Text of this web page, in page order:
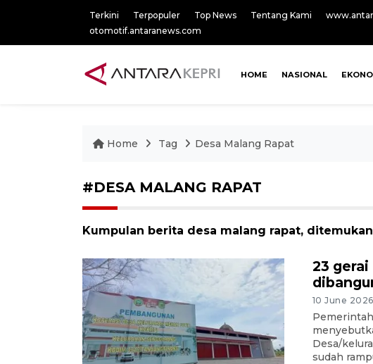
Terkini Terpopuler Top News Tentang Kami
otomotif.antaranews.com
HOME NASIONAL
Home Tag Desa Malang Rapat
#DESA MALANG RAPAT
Kumpulan berita desa malang rapat,
23 gerai
10 June
Desa/
sudah